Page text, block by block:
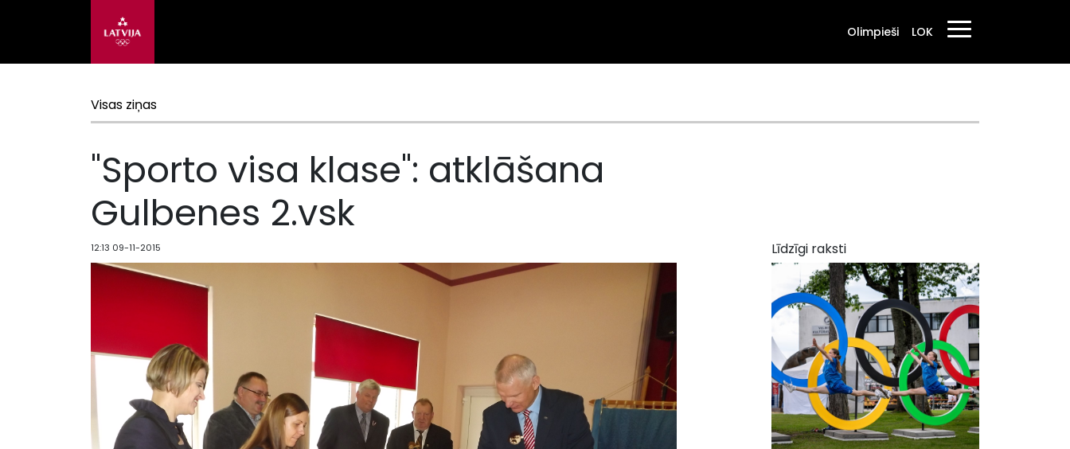
Olimpieši LOK
Visas ziņas
"Sporto visa klase": atklāšana
Gulbenes 2.vsk
12:13 09-11-2015 Līdzīgi raksti